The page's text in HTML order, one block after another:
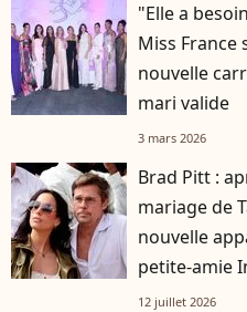
"Elle a
Miss France
nouvelle
mari valide
3 mars 2026
Brad Pitt :
mariage de
nouvelle
petite-amie
12 juillet 2026